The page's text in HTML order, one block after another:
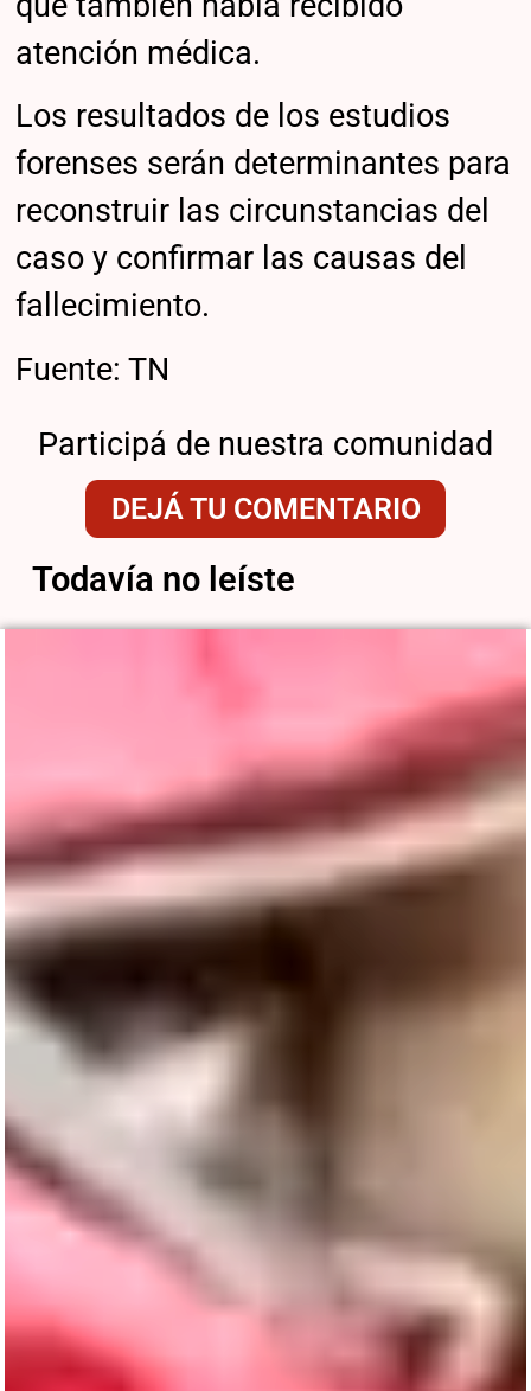
atención médica.
Los resultados de los estudios
forenses serán determinantes para
reconstruir las circunstancias del
caso y confirmar las causas del
fallecimiento.
Fuente: TN
Participá de nuestra comunidad
DEJÁ TU COMENTARIO
Todavía no leíste